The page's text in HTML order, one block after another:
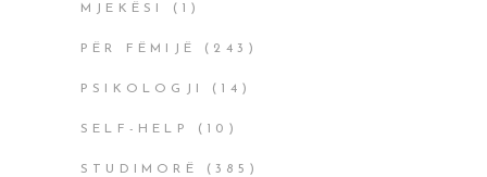
MJEKËSI (1)
PËR FËMIJË (243)
PSIKOLOGJI (14)
SELF-HELP (10)
STUDIMORË (385)